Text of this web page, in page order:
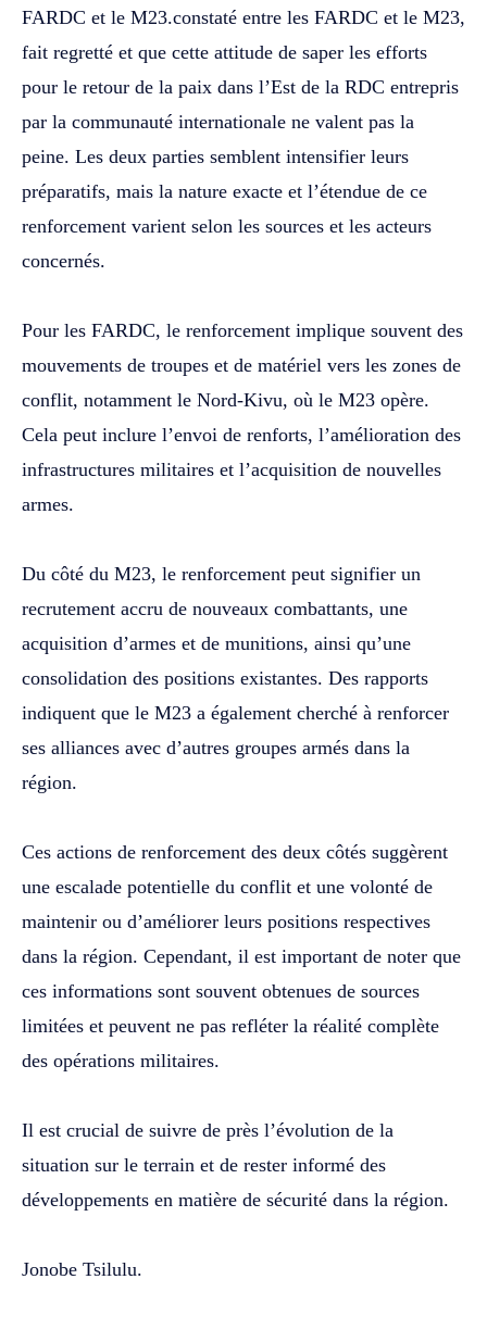
FARDC et le M23.constaté entre les FARDC et le M23,
fait regretté et que cette attitude de saper les efforts
pour le retour de la paix dans l’Est de la RDC entrepris
par la communauté internationale ne valent pas la
peine. Les deux parties semblent intensifier leurs
préparatifs, mais la nature exacte et l’étendue de ce
renforcement varient selon les sources et les acteurs
concernés.
‎Pour les FARDC, le renforcement implique souvent des
mouvements de troupes et de matériel vers les zones de
conflit, notamment le Nord-Kivu, où le M23 opère.
Cela peut inclure l’envoi de renforts, l’amélioration des
infrastructures militaires et l’acquisition de nouvelles
armes.
‎Du côté du M23, le renforcement peut signifier un
recrutement accru de nouveaux combattants, une
acquisition d’armes et de munitions, ainsi qu’une
consolidation des positions existantes. Des rapports
indiquent que le M23 a également cherché à renforcer
ses alliances avec d’autres groupes armés dans la
région.
‎Ces actions de renforcement des deux côtés suggèrent
une escalade potentielle du conflit et une volonté de
maintenir ou d’améliorer leurs positions respectives
dans la région. Cependant, il est important de noter que
ces informations sont souvent obtenues de sources
limitées et peuvent ne pas refléter la réalité complète
des opérations militaires.
‎Il est crucial de suivre de près l’évolution de la
situation sur le terrain et de rester informé des
développements en matière de sécurité dans la région.
Jonobe Tsilulu.